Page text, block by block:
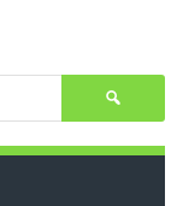
Vyhledávání